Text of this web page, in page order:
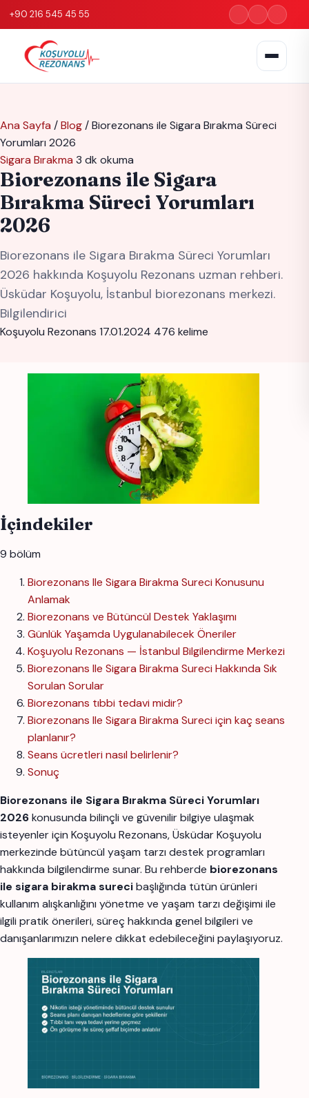
+90 216 545 45 55
Ana Sayfa /Blog/Biorezonans ile Sigara Bırakma Süreci
Yorumları 2026
Sigara Bırakma 3 dk okuma
Biorezonans ile Sigara
Bırakma Süreci Yorumları
2026
Biorezonans ile Sigara Bırakma Süreci Yorumları
2026 hakkında Koşuyolu Rezonans uzman rehberi.
Üsküdar Koşuyolu, İstanbul biorezonans merkezi.
Bilgilendirici
Koşuyolu Rezonans 17.01.2024 476 kelime
İçindekiler
9 bölüm
Biorezonans Ile Sigara Birakma Sureci Konusunu
Anlamak
Biorezonans ve Bütüncül Destek Yaklaşımı
Günlük Yaşamda Uygulanabilecek Öneriler
Koşuyolu Rezonans — İstanbul Bilgilendirme Merkezi
Biorezonans Ile Sigara Birakma Sureci Hakkında Sık
Sorulan Sorular
Biorezonans tıbbi tedavi midir?
Biorezonans Ile Sigara Birakma Sureci için kaç seans
planlanır?
Seans ücretleri nasıl belirlenir?
Sonuç
Biorezonans ile Sigara Bırakma Süreci Yorumları
2026konusunda bilinçli ve güvenilir bilgiye ulaşmak
isteyenler için Koşuyolu Rezonans, Üsküdar Koşuyolu
merkezinde bütüncül yaşam tarzı destek programları
hakkında bilgilendirme sunar. Bu rehberde biorezonans
ile sigara birakma surecibaşlığında tütün ürünleri
kullanım alışkanlığını yönetme ve yaşam tarzı değişimi ile
ilgili pratik önerileri, süreç hakkında genel bilgileri ve
danışanlarımızın nelere dikkat edebileceğini paylaşıyoruz.